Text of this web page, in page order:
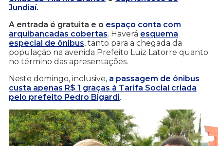
Jundiaí.
A entrada é gratuita e o espaço conta com
arquibancadas cobertas. Haverá esquema
especial de ônibus, tanto para a chegada da
população na avenida Prefeito Luiz Latorre quanto
no término das apresentações.
Neste domingo, inclusive, a passagem de ônibus
custa apenas R$ 1 graças à Tarifa Social criada
pelo prefeito Pedro Bigardi.